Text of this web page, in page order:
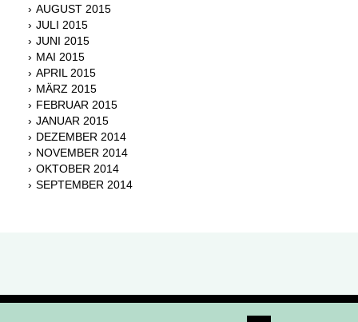
AUGUST 2015
JULI 2015
JUNI 2015
MAI 2015
APRIL 2015
MÄRZ 2015
FEBRUAR 2015
JANUAR 2015
DEZEMBER 2014
NOVEMBER 2014
OKTOBER 2014
SEPTEMBER 2014